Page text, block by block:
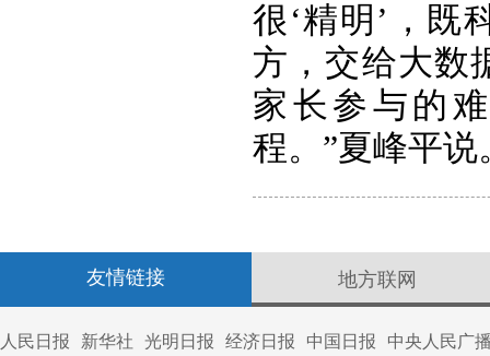
很‘精明’，既
方，交给大数
家长参与的
程。”夏峰平说
友情链接
人民日报 新华社 光明日报 经济日报 中国日报
中央人民广
地方联网